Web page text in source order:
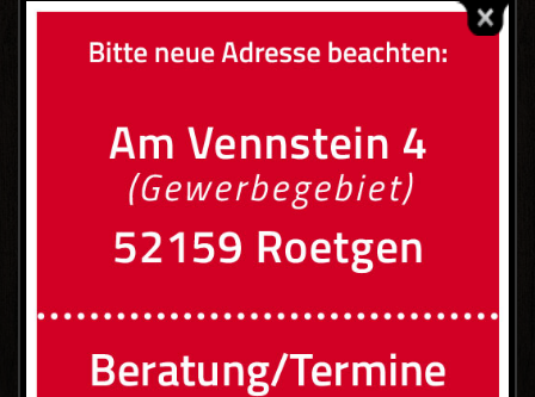
Ihre Vorteile auf einen Blick
über 30 Jahre Erfahrung
fachgerechte Beratung
Rundum-Service
Planung, Montage, Wartung
Fertigung nach Maß
Kundenstimmen >>>
reinschauen lohnt sich